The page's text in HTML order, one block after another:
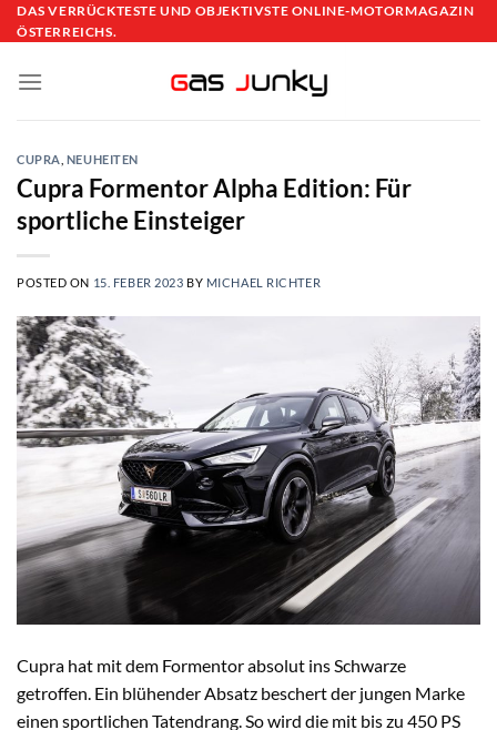
Skip
to
DAS VERRÜCKTESTE UND OBJEKTIVSTE ONLINE-MOTORMAGAZIN
ÖSTERREICHS.
CUPRA NEUHEITEN
Cupra Formentor Alpha Edition: Für
sportliche Einsteiger
POSTED ON 15. FEBER 2023 BY MICHAEL RICHTER
Cupra hat mit dem Formentor absolut ins Schwarze
getroffen. Ein blühender Absatz beschert der jungen Marke
einen sportlichen Tatendrang. So wird die mit bis zu 450 PS